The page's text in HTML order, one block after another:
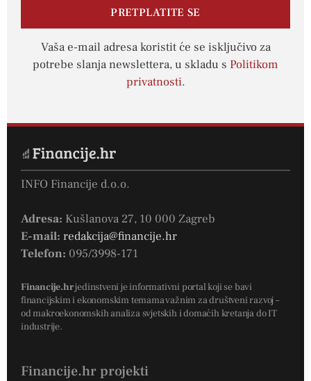
PRETPLATITE SE
Vaša e-mail adresa koristit će se isključivo za
potrebe slanja newslettera, u skladu s Politikom
privatnosti.
INFO Financije d.o.o.
Adresa: Kušlanova 27, 10 000 Zagreb
E-mail: redakcija@financije.hr
Telefon: 095/3998-171
Financije.hrjedinstveni je informativni portal koji se bavi
financijskim i ekonomskim temama važnim za društveni razvoj –
od makroekonomskih analiza svjetskih i domaćih kretanja do IT
industrije.
Financije.hr projekti